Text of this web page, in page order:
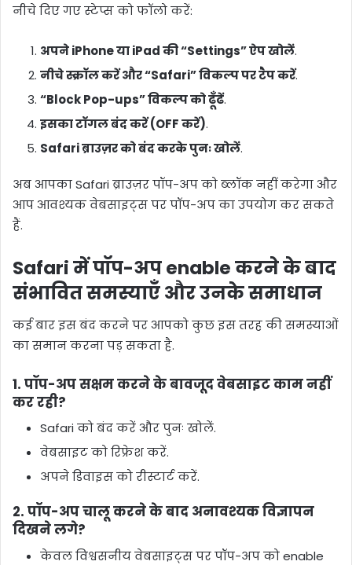
नीचे दिए गए स्टेप्स को फॉलो करें:
अपने iPhone या iPad की “Settings” ऐप खोलें.
नीचे स्क्रॉल करें और “Safari” विकल्प पर टैप करें.
“Block Pop-ups” विकल्प को ढूँढें.
इसका टॉगल बंद करें (OFF करें).
Safari ब्राउज़र को बंद करके पुनः खोलें.
अब आपका Safari ब्राउज़र पॉप-अप को ब्लॉक नहीं करेगा और
आप आवश्यक वेबसाइट्स पर पॉप-अप का उपयोग कर सकते
हैं.
Safari में पॉप-अप enable करने के बाद
संभावित समस्याएँ और उनके समाधान
कई बार इस बंद करने पर आपको कुछ इस तरह की समस्याओं
का समान करना पड़ सकता है.
1. पॉप-अप सक्षम करने के बावजूद वेबसाइट काम नहीं
कर रही?
Safari को बंद करें और पुनः खोलें.
वेबसाइट को रिफ्रेश करें.
अपने डिवाइस को रीस्टार्ट करें.
2. पॉप-अप चालू करने के बाद अनावश्यक विज्ञापन
दिखने लगे?
केवल विश्वसनीय वेबसाइट्स पर पॉप-अप को enable